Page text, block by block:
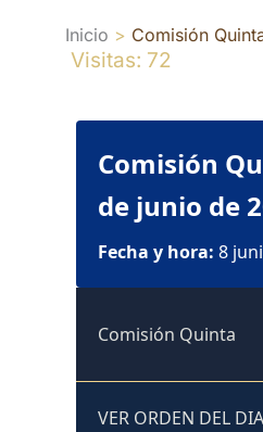
Inicio Comisión
Visitas: 72
Comisión
de junio de
Fecha y hora: 8
Comisión Quinta
VER ORDEN DEL